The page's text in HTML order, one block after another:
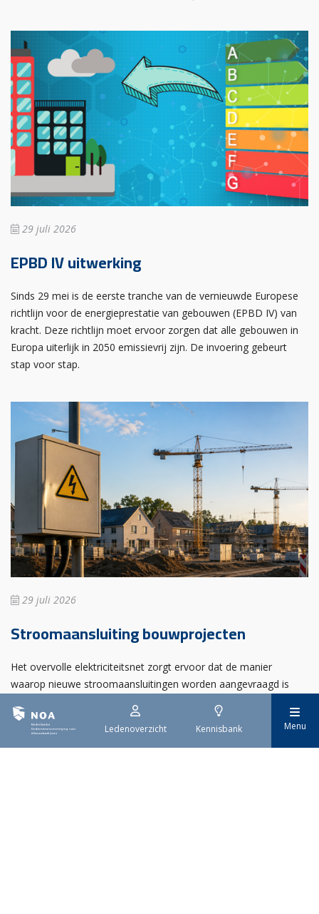
Ledenoverzicht Kennisbank Menu
29 juli 2026
EPBD IV uitwerking
Sinds 29 mei is de eerste tranche van de vernieuwde Europese
richtlijn voor de energieprestatie van gebouwen (EPBD IV) van
kracht. Deze richtlijn moet ervoor zorgen dat alle gebouwen in
Europa uiterlijk in 2050 emissievrij zijn. De invoering gebeurt
stap voor stap.
29 juli 2026
Stroomaansluiting bouwprojecten
Het overvolle elektriciteitsnet zorgt ervoor dat de manier
waarop nieuwe stroomaansluitingen worden aangevraagd is
dat gemeenten zich goed voorbereiden op de nieuwe
aanvraagprocedure. Het ministerie van Volkshuisvesting en
Ruimtelijke Ordening heeft hiervoor een praktische handreiking